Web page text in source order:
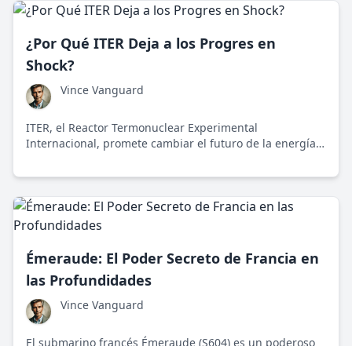
desarme nuclear.
¿Por Qué ITER Deja a los Progres en
Shock?
Vince Vanguard
ITER, el Reactor Termonuclear Experimental
Internacional, promete cambiar el futuro de la energía
internacional enfrenta desafíos y críticas, pero ofrece
sostenible.
Émeraude: El Poder Secreto de Francia en
las Profundidades
Vince Vanguard
El submarino francés Émeraude (S604) es un poderoso